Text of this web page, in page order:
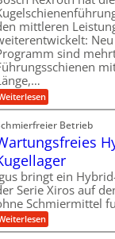
w
e
g
u
n
g
n
i
v
e
u
n
M
s
c
i
n
e
n
b
a
u
W
e
r
k
z
e
g
k
r
e
s
l
a
u
f
mittleren
sind
:
K
g
e
l
s
c
h
i
e
n
e
Betrieb
bringt ein
Serie Xiros auf
Schmiermittel
:
W